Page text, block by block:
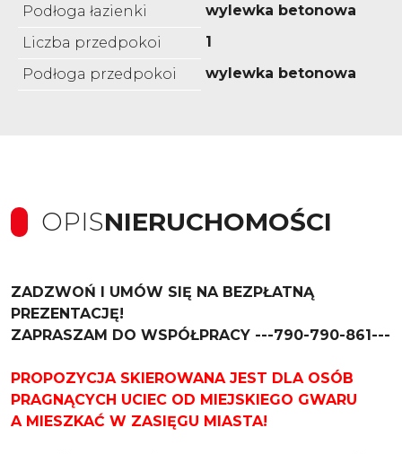
Podłoga łazienki
wylewka betonowa
Liczba przedpokoi
1
Podłoga przedpokoi
wylewka betonowa
OPISNIERUCHOMOŚCI
ZADZWOŃ I UMÓW SIĘ NA BEZPŁATNĄ
PREZENTACJĘ!
ZAPRASZAM DO WSPÓŁPRACY ---790-790-861---
PROPOZYCJA SKIEROWANA JEST DLA OSÓB
PRAGNĄCYCH UCIEC OD MIEJSKIEGO GWARU
A MIESZKAĆ W ZASIĘGU MIASTA!